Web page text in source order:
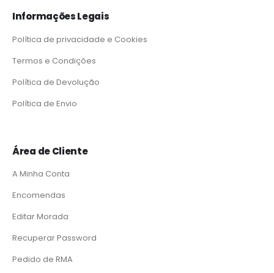
Informações Legais
Política de privacidade e Cookies
Termos e Condições
Política de Devolução
Política de Envio
Área de Cliente
A Minha Conta
Encomendas
Editar Morada
Recuperar Password
Pedido de RMA